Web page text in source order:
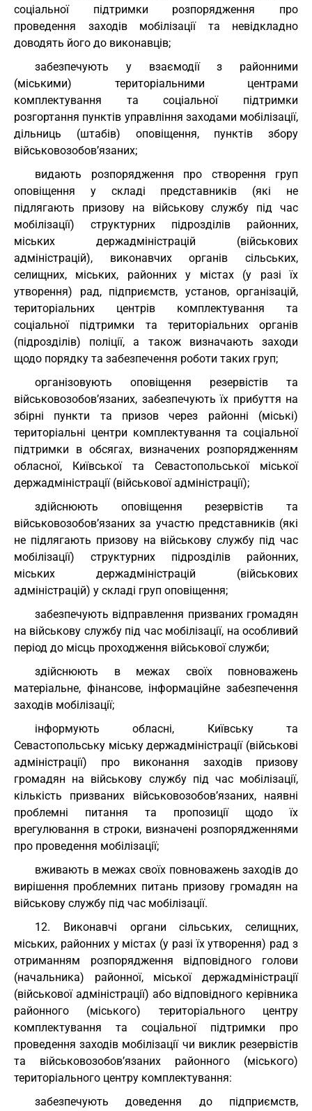
соціальної підтримки розпорядження про
проведення заходів мобілізації та невідкладно
доводять його до виконавців;
забезпечують у взаємодії з районними
(міськими) територіальними центрами
комплектування та соціальної підтримки
розгортання пунктів управління заходами мобілізації,
дільниць (штабів) оповіщення, пунктів збору
військовозобов’язаних;
видають розпорядження про створення груп
оповіщення у складі представників (які не
підлягають призову на військову службу під час
мобілізації) структурних підрозділів районних,
міських держадміністрацій (військових
адміністрацій), виконавчих органів сільських,
селищних, міських, районних у містах (у разі їх
утворення) рад, підприємств, установ, організацій,
територіальних центрів комплектування та
соціальної підтримки та територіальних органів
(підрозділів) поліції, а також визначають заходи
щодо порядку та забезпечення роботи таких груп;
організовують оповіщення резервістів та
військовозобов’язаних, забезпечують їх прибуття на
збірні пункти та призов через районні (міські)
територіальні центри комплектування та соціальної
підтримки в обсягах, визначених розпорядженням
обласної, Київської та Севастопольської міської
держадміністрації (військової адміністрації);
здійснюють оповіщення резервістів та
військовозобов’язаних за участю представників (які
не підлягають призову на військову службу під час
мобілізації) структурних підрозділів районних,
міських держадміністрацій (військових
адміністрацій) у складі груп оповіщення;
забезпечують відправлення призваних громадян
на військову службу під час мобілізації, на особливий
період до місць проходження військової служби;
здійснюють в межах своїх повноважень
матеріальне, фінансове, інформаційне забезпечення
заходів мобілізації;
інформують обласні, Київську та
Севастопольську міську держадміністрації (військові
адміністрації) про виконання заходів призову
громадян на військову службу під час мобілізації,
кількість призваних військовозобов’язаних, наявні
проблемні питання та пропозиції щодо їх
врегулювання в строки, визначені розпорядженнями
про проведення мобілізації;
вживають в межах своїх повноважень заходів до
вирішення проблемних питань призову громадян на
військову службу під час мобілізації.
12. Виконавчі органи сільських, селищних,
міських, районних у містах (у разі їх утворення) рад з
отриманням розпорядження відповідного голови
(начальника) районної, міської держадміністрації
(військової адміністрації) або відповідного керівника
районного (міського) територіального центру
комплектування та соціальної підтримки про
проведення заходів мобілізації чи виклик резервістів
та військовозобов’язаних районного (міського)
територіального центру комплектування:
забезпечують доведення до підприємств,